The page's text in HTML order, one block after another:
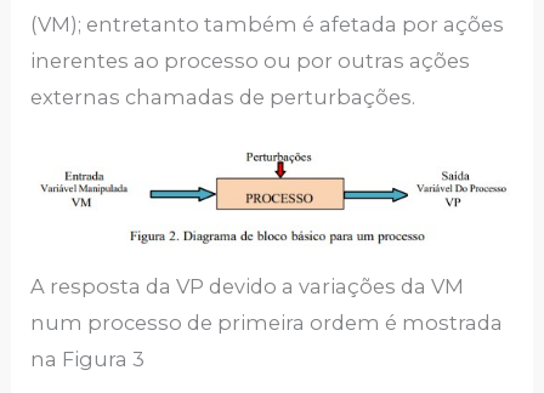
(VM); entretanto também é afetada por ações
inerentes ao processo ou por outras ações
externas chamadas de perturbações.
A resposta da VP devido a variações da VM
num processo de primeira ordem é mostrada
na Figura 3